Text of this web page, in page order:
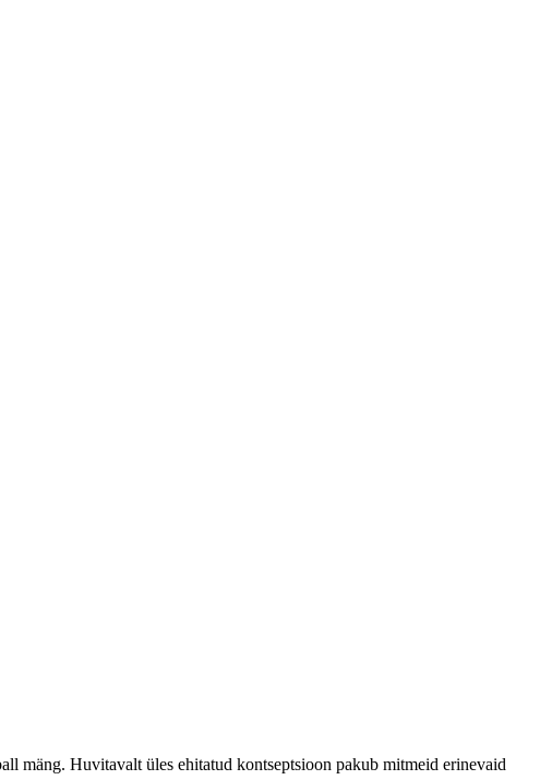
mäng. Huvitavalt üles ehitatud kontseptsioon pakub mitmeid erinevaid